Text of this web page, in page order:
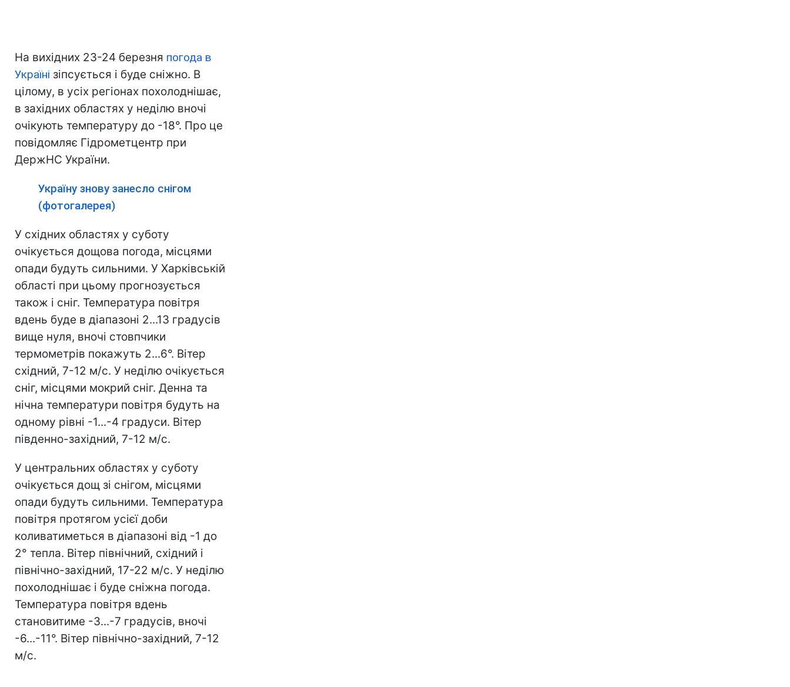
На вихідних 23-24 березня погода в
Україні зіпсується і буде сніжно. В
цілому, в усіх регіонах похолоднішає,
в західних областях у неділю вночі
очікують температуру до -18°. Про це
повідомляє Гідрометцентр при
ДержНС України.
Україну знову занесло снігом
(фотогалерея)
У східних областях у суботу
очікується дощова погода, місцями
опади будуть сильними. У Харківській
області при цьому прогнозується
також і сніг. Температура повітря
вдень буде в діапазоні 2...13 градусів
вище нуля, вночі стовпчики
термометрів покажуть 2...6°. Вітер
східний, 7-12 м/с. У неділю очікується
сніг, місцями мокрий сніг. Денна та
нічна температури повітря будуть на
одному рівні -1...-4 градуси. Вітер
південно-західний, 7-12 м/с.
У центральних областях у суботу
очікується дощ зі снігом, місцями
опади будуть сильними. Температура
повітря протягом усієї доби
коливатиметься в діапазоні від -1 до
2° тепла. Вітер північний, східний і
північно-західний, 17-22 м/с. У неділю
похолоднішає і буде сніжна погода.
Температура повітря вдень
становитиме -3...-7 градусів, вночі
-6...-11°. Вітер північно-західний, 7-12
м/с.